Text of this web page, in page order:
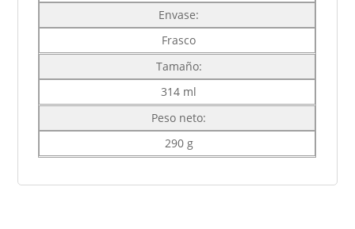
Envase:
Frasco
Tamaño:
314 ml
Peso neto:
290 g